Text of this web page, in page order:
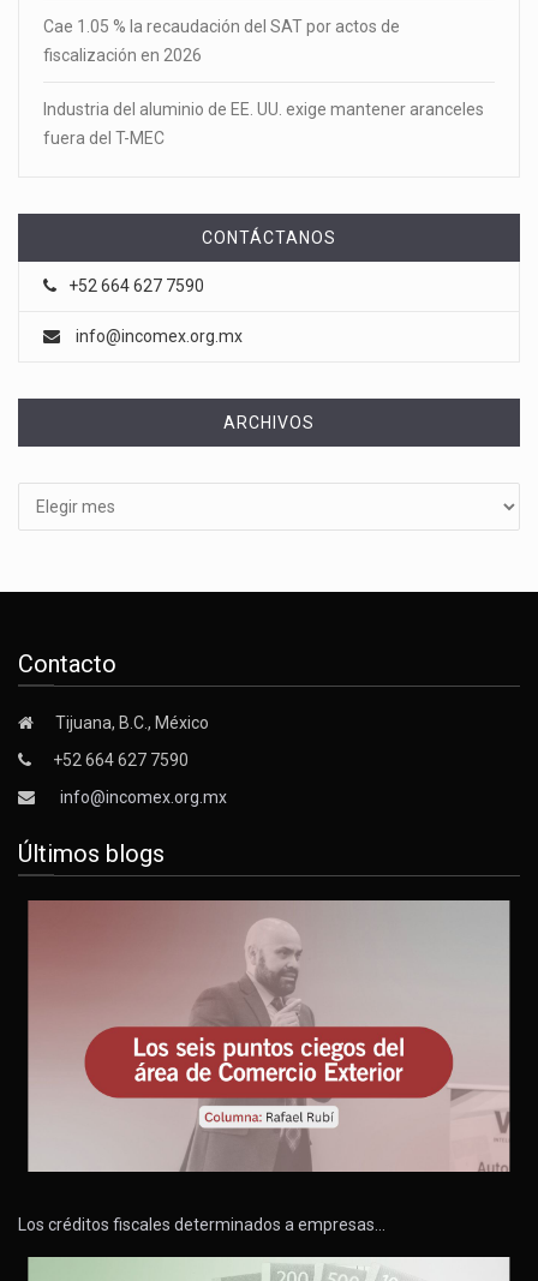
Cae 1.05 % la recaudación del SAT por actos de
fiscalización en 2026
Industria del aluminio de EE. UU. exige mantener aranceles
fuera del T-MEC
CONTÁCTANOS
+52 664 627 7590
info@incomex.org.mx
ARCHIVOS
Contacto
Tijuana, B.C., México
+52 664 627 7590
info@incomex.org.mx
Últimos blogs
Los créditos fiscales determinados a empresas…